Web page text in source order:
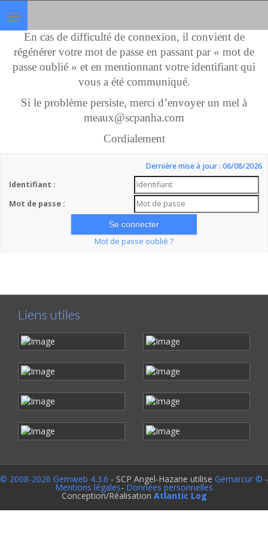
Toggle
navigation
En cas de difficulté de connexion, il convient de
régénérer votre mot de passe en passant par « mot de
passe oublié » et en mentionnant votre identifiant qui
vous a été communiqué.
Si le problème persiste, merci d’envoyer un mel à
meaux@scpanha.com
Cordialement
Dernière mise à jour : 06/08/2026
Identifiant :
Mot de passe :
Mot de passe oublié ?
Liens utiles
© 2008-2026 Gemweb 4.3.6 - SCP Angel-Hazane utilise Gemarcur © -
Mentions légales- Données personnelles
Conception/Réalisation Atlantic Log